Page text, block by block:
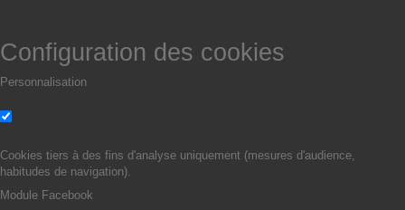
Configuration des cookies
Personnalisation
Cookies tiers à des fins d'analyse uniquement (mesures d'audience,
habitudes de navigation).
Module Facebook